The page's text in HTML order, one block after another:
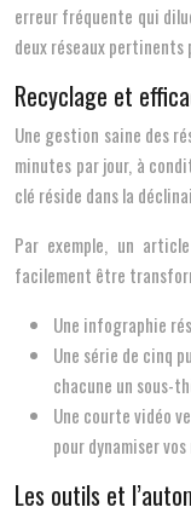
erreur fréquente qui
deux réseaux
Recyclage et
Une gestion saine des
minutes par jour, à
clé réside dans la
Par exemple, un
facilement être
Une infographie
Une série de cinq
chacune un sous-
Une courte vidéo
pour dynamiser vos
Les outils et